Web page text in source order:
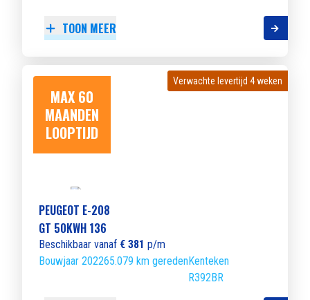
TOON MEER
MAX 60
MAANDEN
LOOPTIJD
Verwachte levertijd 4 weken
Verwachte levertijd 4 weken
PEUGEOT E-208
GT 50KWH 136
Beschikbaar vanaf € 381 p/m
Bouwjaar 202265.079 km geredenKenteken
R392BR